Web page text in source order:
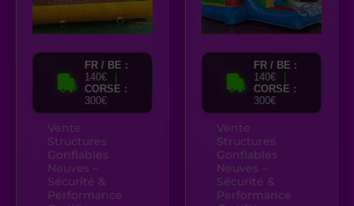
FR / BE :
140€
CORSE :
300€
Vente
Structures
Gonflables
Neuves –
Sécurité &
Performance
FR / BE :
140€
CORSE :
300€
Vente
Structures
Gonflables
Neuves –
Sécurité &
Performance